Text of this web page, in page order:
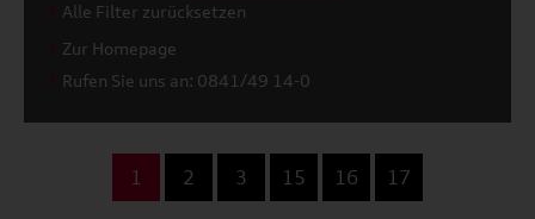
Alle Filter zurücksetzen
Zur Homepage
Rufen Sie uns an: 0841/49 14-0
1 2 3 15 16 17